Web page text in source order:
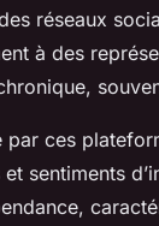
réseaux
à des
ces
sentiments